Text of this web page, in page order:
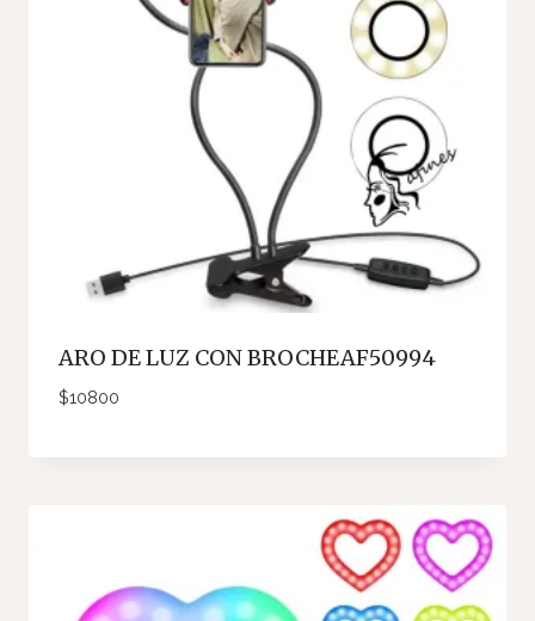
ARO DE LUZ CON BROCHEAF50994
$10800